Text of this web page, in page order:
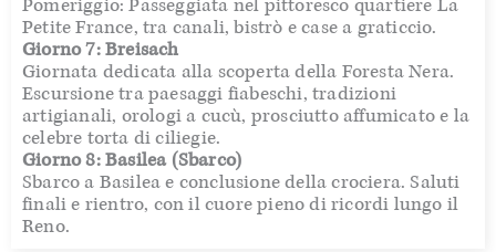
Petite France, tra canali, bistrò e case a graticcio.
Giorno 7: Breisach
Giornata dedicata alla scoperta della Foresta Nera.
Escursione tra paesaggi fiabeschi, tradizioni
artigianali, orologi a cucù, prosciutto affumicato e la
celebre torta di ciliegie.
Giorno 8: Basilea (Sbarco)
Sbarco a Basilea e conclusione della crociera. Saluti
finali e rientro, con il cuore pieno di ricordi lungo il
Reno.